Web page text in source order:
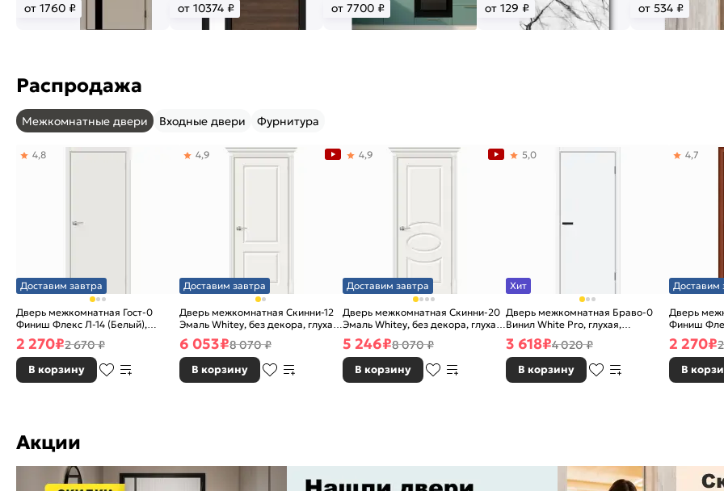
от 1760 ₽ от 10374 ₽ от 7700 ₽ от 129 ₽ от 534 ₽
Распродажа
Межкомнатные двери Входные двери Фурнитура
Доставим завтра
Дверь межкомнатная Гост-0
Финиш Флекс Л-14 (Белый),
глухая, каркасно-щитовая
4,8
2 270₽2 670 ₽
В корзину
Доставим завтра
Дверь межкомнатная Скинни-12
Эмаль Whitey, без декора, глухая,
без стекла, без кромки, скиновая
4,9
6 053₽8 070 ₽
В корзину
Доставим завтра
Дверь межкомнатная Скинни-20
Эмаль Whitey, без декора, глухая,
без стекла, без кромки, скиновая
4,9
5 246₽8 070 ₽
В корзину
Хит
Дверь межкомнатная Браво-0
Винил White Pro, глухая,
каркасно-щитовая
5,0
3 618₽4 020 ₽
В корзину
Доставим
Дверь
Финиш
Л-11
каркасно-
4,7
2 270₽
В
Акции